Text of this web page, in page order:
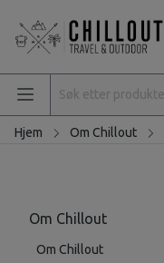
Hjem Om Chillout
Om Chillout
Om Chillout